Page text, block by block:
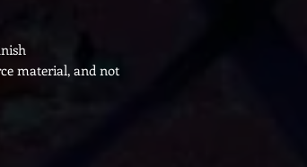
material, and not